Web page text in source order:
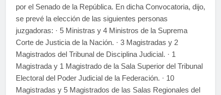
por el Senado de la República. En dicha Convocatoria, dijo,
se prevé la elección de las siguientes personas
juzgadoras: · 5 Ministras y 4 Ministros de la Suprema
Corte de Justicia de la Nación. · 3 Magistradas y 2
Magistrados del Tribunal de Disciplina Judicial. · 1
Magistrada y 1 Magistrado de la Sala Superior del Tribunal
Electoral del Poder Judicial de la Federación. · 10
Magistradas y 5 Magistrados de las Salas Regionales del